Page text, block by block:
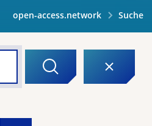
open-access.network Suche